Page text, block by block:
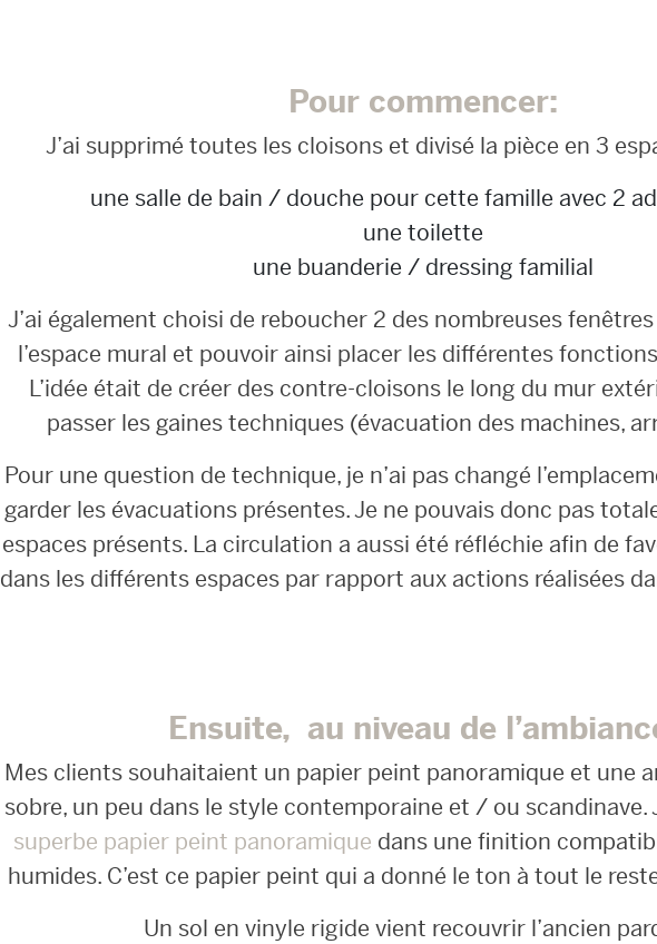
Pour commencer:
J’ai supprimé toutes les cloisons et divisé la pièce en 3
une salle de bain / douche pour cette famille avec 2
une toilette
une buanderie / dressing familial
J’ai également choisi de reboucher 2 des nombreuses
l’espace mural et pouvoir ainsi placer les différentes
L’idée était de créer des contre-cloisons le long du mur
passer les gaines techniques (évacuation des machines,
Pour une question de technique, je n’ai pas changé
garder les évacuations présentes. Je ne pouvais donc pas
espaces présents. La circulation a aussi été réfléchie afin de
dans les différents espaces par rapport aux actions réalisées
Ensuite, au niveau de
Mes clients souhaitaient un papier peint panoramique et une
sobre, un peu dans le style contemporaine et / ou scandinave.
superbe papier peint panoramique dans une finition
humides. C’est ce papier peint qui a donné le ton à tout le
Un sol en vinyle rigide vient recouvrir l’ancien